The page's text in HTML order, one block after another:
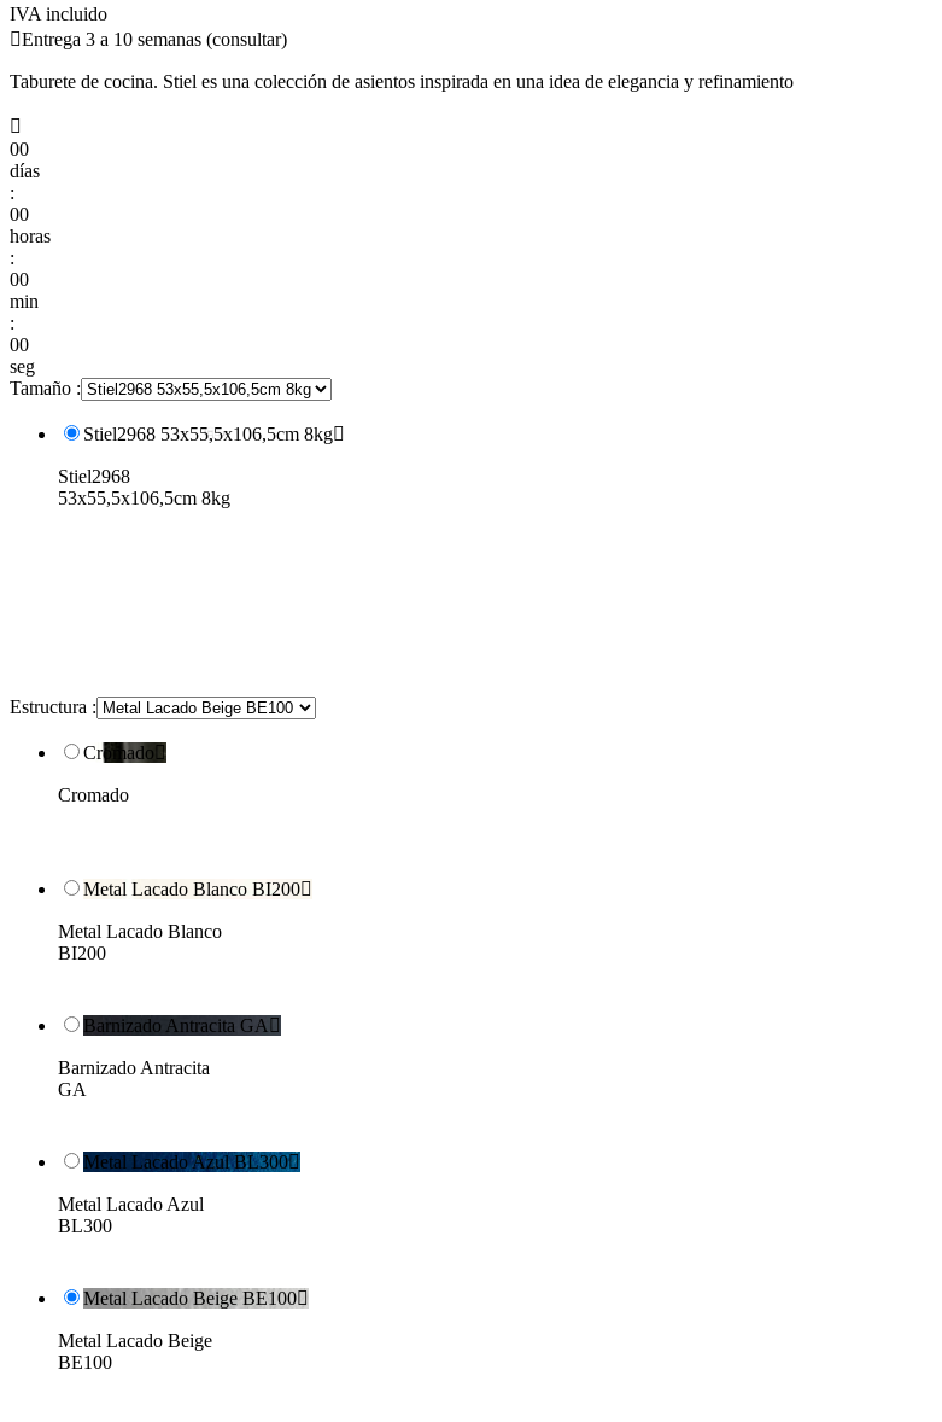
IVA incluido
Entrega 3 a 10 semanas (consultar)
Taburete de cocina. Stiel es una colección de asientos inspirada en una idea de elegancia y refinamiento

00
días
:
00
horas
:
00
min
:
00
seg
Tamaño :
Stiel2968 53x55,5x106,5cm 8kg
Stiel2968
53x55,5x106,5cm 8kg
Estructura :
Cromado 
Cromado
Metal Lacado Blanco BI200
Metal Lacado Blanco
BI200
Barnizado Antracita GA 
Barnizado Antracita
GA
Metal Lacado Azul BL300
Metal Lacado Azul
BL300
Metal Lacado Beige BE100
Metal Lacado Beige
BE100